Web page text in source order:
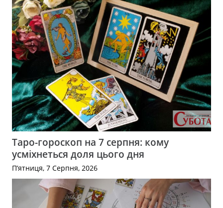
Таро-гороскоп на 7 серпня: кому
усміхнеться доля цього дня
П’ятниця, 7 Серпня, 2026